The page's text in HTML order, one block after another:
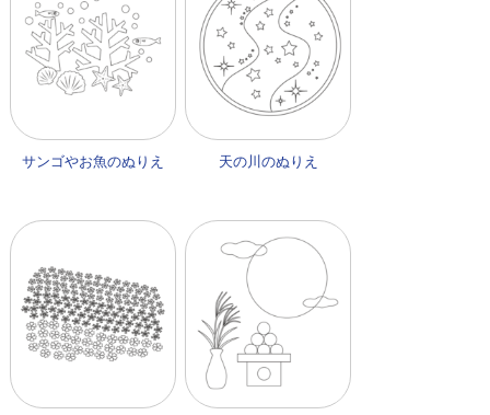
サンゴやお魚のぬりえ 天の川のぬりえ